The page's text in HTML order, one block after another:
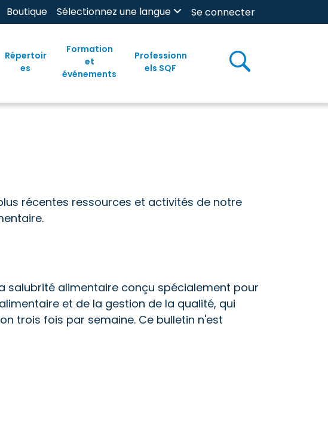
Boutique Sélectionnez une langue Se connecter
Répertoir
es
Formation
et
événements
Professionn
els SQF
récentes ressources et activités de notre
salubrité alimentaire conçu spécialement pour
et de la gestion de la qualité, qui
trois fois par semaine. Ce bulletin n'est